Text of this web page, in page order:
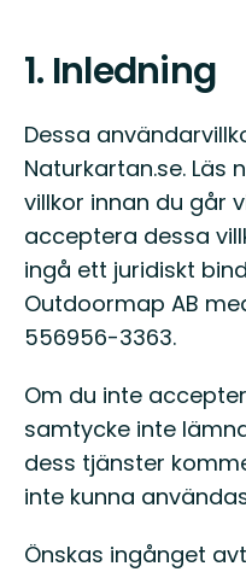
1. Inledning
Dessa
Naturkartan.se. Läs
villkor innan du går
acceptera dessa
ingå ett juridiskt
Outdoormap AB
556956-3363.
Om du inte
samtycke inte
dess tjänster
inte kunna
Önskas ingånget